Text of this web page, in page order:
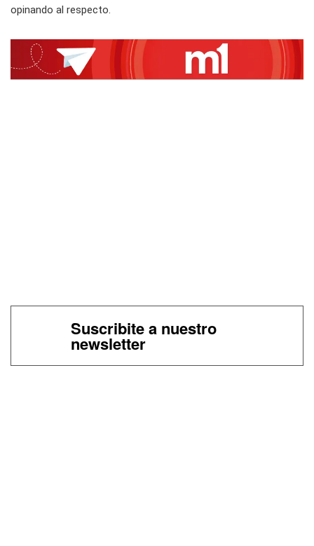
opinando al respecto.
Suscribite a nuestro
newsletter